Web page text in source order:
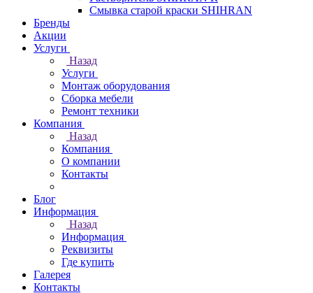
Смывка старой краски SHIHRAN
Бренды
Акции
Услуги
Назад
Услуги
Монтаж оборудования
Сборка мебели
Ремонт техники
Компания
Назад
Компания
О компании
Контакты
Блог
Информация
Назад
Информация
Реквизиты
Где купить
Галерея
Контакты